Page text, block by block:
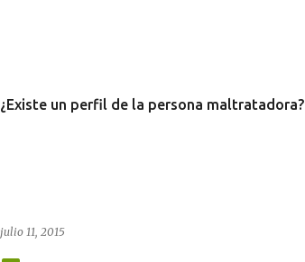
¿Existe un perfil de la persona maltratadora?
julio 11, 2015